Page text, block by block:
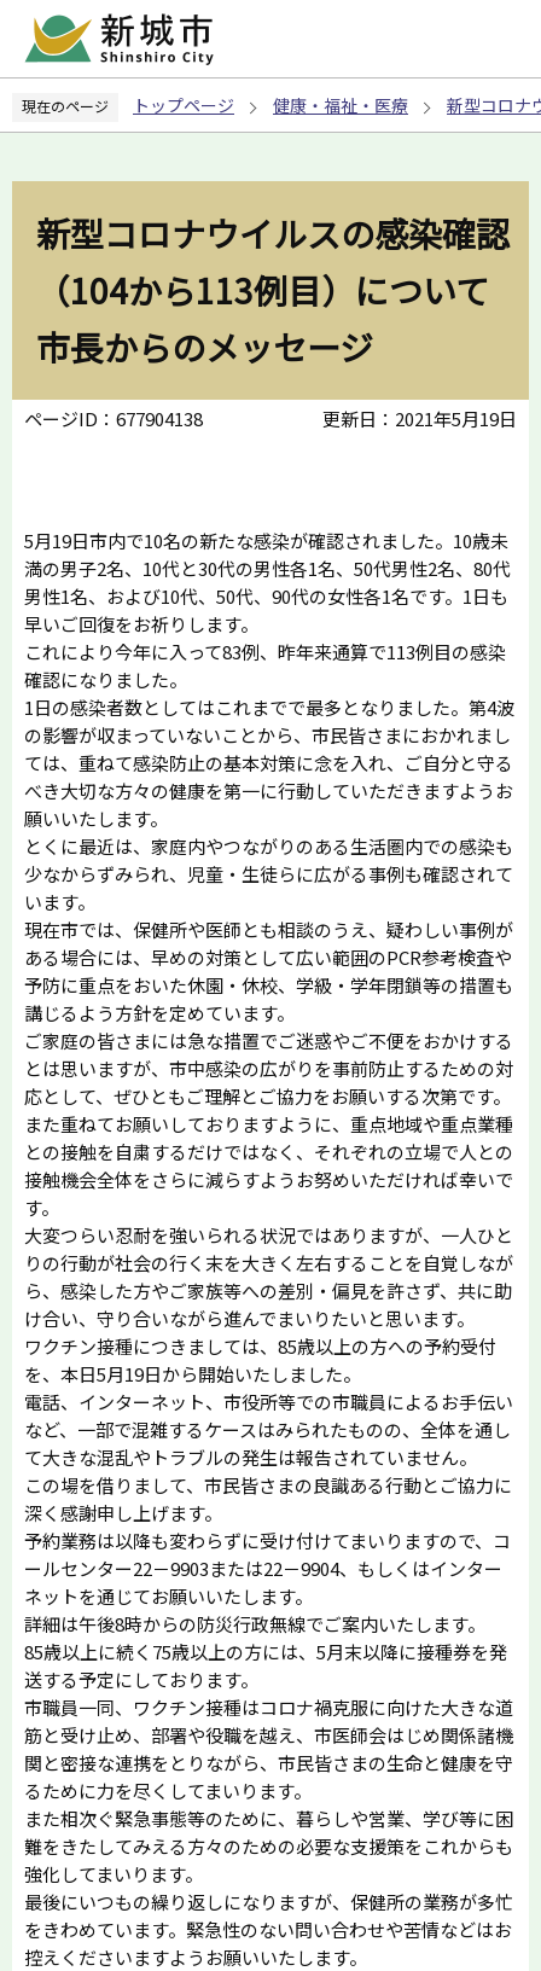
ペ
の
現在のページ トップページ 健康・福祉・医療 新型コロナ
新型コロナウイルスの感染確認
（104から113例目）について
市長からのメッセージ
ページID：677904138 更新日：2021年5月19日
5月19日市内で10名の新たな感染が確認されました。10歳未
満の男子2名、10代と30代の男性各1名、50代男性2名、80代
男性1名、および10代、50代、90代の女性各1名です。1日も
早いご回復をお祈りします。
これにより今年に入って83例、昨年来通算で113例目の感染
確認になりました。
1日の感染者数としてはこれまでで最多となりました。第4波
の影響が収まっていないことから、市民皆さまにおかれまし
ては、重ねて感染防止の基本対策に念を入れ、ご自分と守る
べき大切な方々の健康を第一に行動していただきますようお
願いいたします。
とくに最近は、家庭内やつながりのある生活圏内での感染も
少なからずみられ、児童・生徒らに広がる事例も確認されて
います。
現在市では、保健所や医師とも相談のうえ、疑わしい事例が
ある場合には、早めの対策として広い範囲のPCR参考検査や
予防に重点をおいた休園・休校、学級・学年閉鎖等の措置も
講じるよう方針を定めています。
ご家庭の皆さまには急な措置でご迷惑やご不便をおかけする
とは思いますが、市中感染の広がりを事前防止するための対
応として、ぜひともご理解とご協力をお願いする次第です。
また重ねてお願いしておりますように、重点地域や重点業種
との接触を自粛するだけではなく、それぞれの立場で人との
接触機会全体をさらに減らすようお努めいただければ幸いで
す。
大変つらい忍耐を強いられる状況ではありますが、一人ひと
りの行動が社会の行く末を大きく左右することを自覚しなが
ら、感染した方やご家族等への差別・偏見を許さず、共に助
け合い、守り合いながら進んでまいりたいと思います。
ワクチン接種につきましては、85歳以上の方への予約受付
を、本日5月19日から開始いたしました。
電話、インターネット、市役所等での市職員によるお手伝い
など、一部で混雑するケースはみられたものの、全体を通し
て大きな混乱やトラブルの発生は報告されていません。
この場を借りまして、市民皆さまの良識ある行動とご協力に
深く感謝申し上げます。
予約業務は以降も変わらずに受け付けてまいりますので、コ
ールセンター22－9903または22－9904、もしくはインター
ネットを通じてお願いいたします。
詳細は午後8時からの防災行政無線でご案内いたします。
85歳以上に続く75歳以上の方には、5月末以降に接種券を発
送する予定にしております。
市職員一同、ワクチン接種はコロナ禍克服に向けた大きな道
筋と受け止め、部署や役職を越え、市医師会はじめ関係諸機
関と密接な連携をとりながら、市民皆さまの生命と健康を守
るために力を尽くしてまいります。
また相次ぐ緊急事態等のために、暮らしや営業、学び等に困
難をきたしてみえる方々のための必要な支援策をこれからも
強化してまいります。
最後にいつもの繰り返しになりますが、保健所の業務が多忙
をきわめています。緊急性のない問い合わせや苦情などはお
控えくださいますようお願いいたします。